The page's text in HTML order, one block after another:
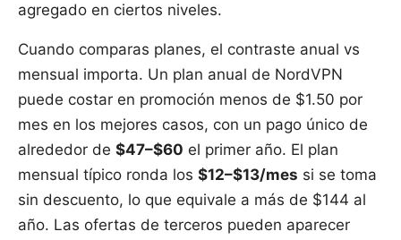
agregado en ciertos niveles.
Cuando comparas planes, el contraste anual vs
mensual importa. Un plan anual de NordVPN
puede costar en promoción menos de $1.50 por
mes en los mejores casos, con un pago único de
alrededor de $47–$60 el primer año. El plan
mensual típico ronda los $12–$13/mes si se toma
sin descuento, lo que equivale a más de $144 al
año. Las ofertas de terceros pueden aparecer